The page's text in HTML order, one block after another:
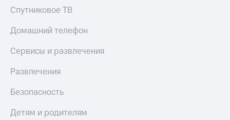
Спутниковое ТВ
Домашний телефон
Сервисы и развлечения
Развлечения
Безопасность
Детям и родителям